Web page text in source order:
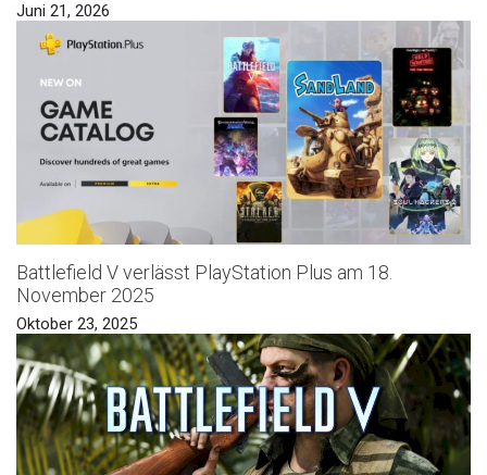
Juni 21, 2026
Battlefield V verlässt PlayStation Plus am 18.
November 2025
Oktober 23, 2025